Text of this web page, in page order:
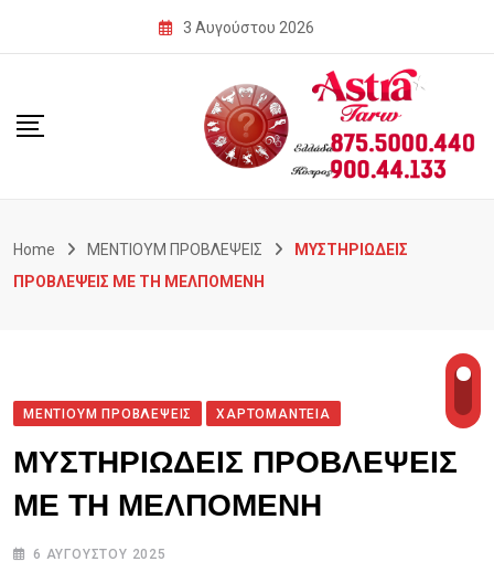
3 Αυγούστου 2026
Home ΜΕΝΤΙΟΥΜ ΠΡΟΒΛΕΨΕΙΣ
ΜΥΣΤΗΡΙΩΔΕΙΣ
ΠΡΟΒΛΕΨΕΙΣ ΜΕ ΤΗ ΜΕΛΠΟΜΕΝΗ
ΜΕΝΤΙΟΥΜ ΠΡΟΒΛΕΨΕΙΣ ΧΑΡΤΟΜΑΝΤΕΙΑ
ΜΥΣΤΗΡΙΩΔΕΙΣ ΠΡΟΒΛΕΨΕΙΣ
ΜΕ ΤΗ ΜΕΛΠΟΜΕΝΗ
6 ΑΥΓΟΎΣΤΟΥ 2025